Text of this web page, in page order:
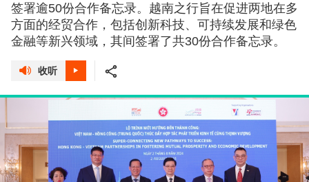
签署逾50份合作备忘录。越南之行旨在促进两地在多
方面的经贸合作，包括创新科技、可持续发展和绿色
金融等新兴领域，其间签署了共30份合作备忘录。
收听